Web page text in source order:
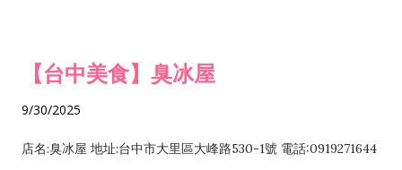
【台中美食】臭冰屋
9/30/2025
店名:臭冰屋 地址:台中市大里區大峰路530-1號 電話:0919271644